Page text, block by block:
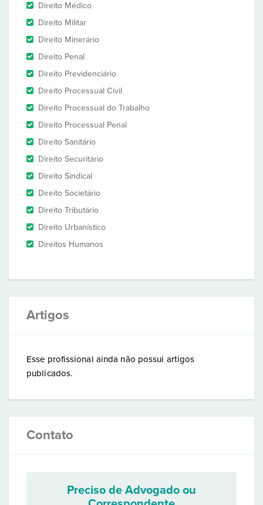
Direito Médico
Direito Militar
Direito Minerário
Direito Penal
Direito Previdenciário
Direito Processual Civil
Direito Processual do Trabalho
Direito Processual Penal
Direito Sanitário
Direito Securitário
Direito Sindical
Direito Societário
Direito Tributário
Direito Urbanístico
Direitos Humanos
Artigos
Esse profissional ainda não possui artigos
publicados.
Contato
Preciso de Advogado ou